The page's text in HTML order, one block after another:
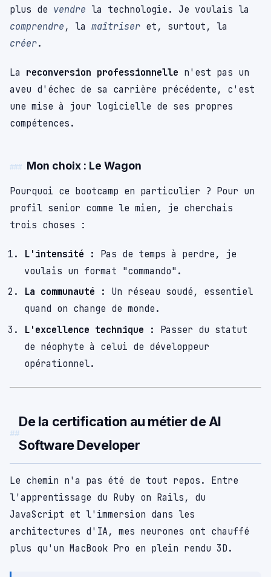
plus de vendre la technologie. Je voulais la
comprendre, la maîtriser et, surtout, la
créer.
La reconversion professionnelle n'est pas un
aveu d'échec de sa carrière précédente, c'est
une mise à jour logicielle de ses propres
compétences.
Mon choix : Le Wagon
Pourquoi ce bootcamp en particulier ? Pour un
profil senior comme le mien, je cherchais
trois choses :
L'intensité :
Pas de temps à perdre, je
voulais un format "commando".
La communauté :
Un réseau soudé, essentiel
quand on change de monde.
L'excellence technique :
Passer du statut
de néophyte à celui de développeur
opérationnel.
De la certification au métier de AI
Software Developer
Le chemin n'a pas été de tout repos. Entre
l'apprentissage du Ruby on Rails, du
JavaScript et l'immersion dans les
architectures d'IA, mes neurones ont chauffé
plus qu'un MacBook Pro en plein rendu 3D.